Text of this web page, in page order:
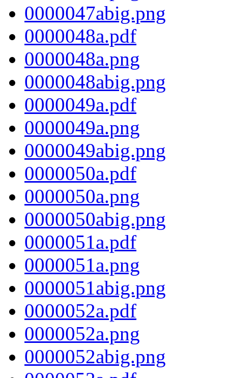
0000047abig.png
0000048a.pdf
0000048a.png
0000048abig.png
0000049a.pdf
0000049a.png
0000049abig.png
0000050a.pdf
0000050a.png
0000050abig.png
0000051a.pdf
0000051a.png
0000051abig.png
0000052a.pdf
0000052a.png
0000052abig.png